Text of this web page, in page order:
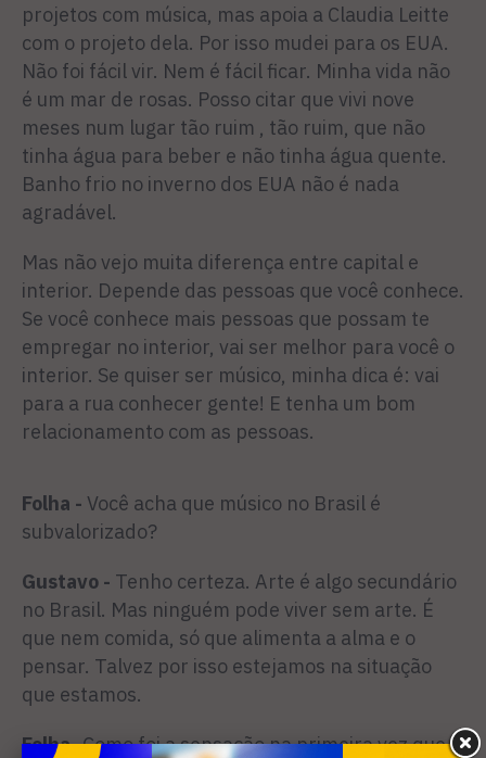
projetos com música, mas apoia a Claudia Leitte
com o projeto dela. Por isso mudei para os EUA.
Não foi fácil vir. Nem é fácil ficar. Minha vida não
é um mar de rosas. Posso citar que vivi nove
meses num lugar tão ruim , tão ruim, que não
tinha água para beber e não tinha água quente.
Banho frio no inverno dos EUA não é nada
agradável.
Mas não vejo muita diferença entre capital e
interior. Depende das pessoas que você conhece.
Se você conhece mais pessoas que possam te
empregar no interior, vai ser melhor para você o
interior. Se quiser ser músico, minha dica é: vai
para a rua conhecer gente! E tenha um bom
relacionamento com as pessoas.
Folha - Você acha que músico no Brasil é
subvalorizado?
Gustavo - Tenho certeza. Arte é algo secundário
no Brasil. Mas ninguém pode viver sem arte. É
que nem comida, só que alimenta a alma e o
pensar. Talvez por isso estejamos na situação
que estamos.
Folha-Como foi a sensação na primeira vez que